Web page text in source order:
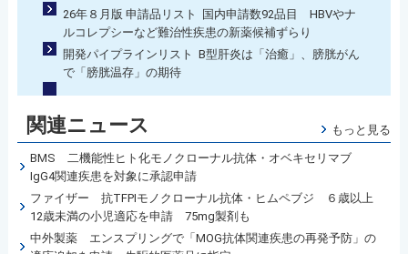
26年８月版 申請品リスト 国内申請数92品目 HBVやナ
ルコレプシーなど難治性疾患の新薬候補ずらり
開発パイプラインリスト B型肝炎は「治癒」、膀胱がん
で「膀胱温存」の期待
関連ニュース もっと見る
BMS 二機能性ヒト化モノクローナル抗体・オベキセリマブ
IgG4関連疾患を対象に承認申請
ファイザー 抗TFPIモノクローナル抗体・ヒムペブジ ６歳以上
12歳未満の小児適応を申請 75mg製剤も
中外製薬 エンスプリングで「MOG抗体関連疾患の再発予防」の